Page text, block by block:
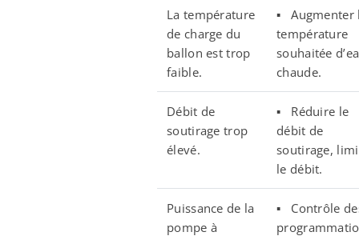
La température
de charge du
ballon est trop
faible.
▪ Augmenter
température
souhaitée
chaude.
Débit de
soutirage trop
élevé.
▪ Réduire le
débit de
soutirage,
le débit.
Puissance de la
pompe à
▪ Contrôle